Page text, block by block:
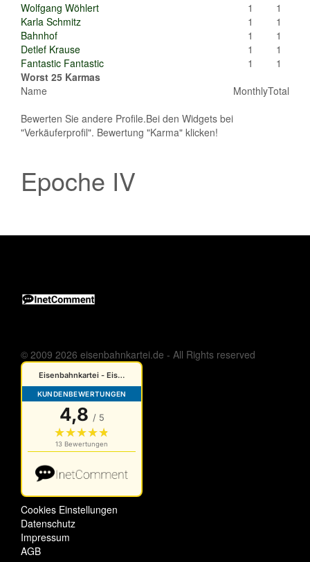
Wolfgang Wöhlert
1
1
Karla Schmitz
1
1
Bahnhof
1
1
Detlef Krause
1
1
Fantastic Fantastic
1
1
Worst 25 Karmas
Name
MonthlyTotal
Bewerten Sie andere Profile.Bei den Widgets bei
"Verkäuferprofil". Bewertung "Karma" klicken!
Epoche IV
© 2009 2026 eisenbahnkartei.de - All Rights reserved
Cookies Einstellungen
Datenschutz
Impressum
AGB